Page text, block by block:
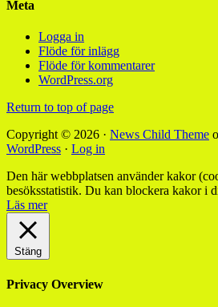
Meta
Logga in
Flöde för inlägg
Flöde för kommentarer
WordPress.org
Return to top of page
Copyright © 2026 · News Child Theme
WordPress · Log in
Den här webbplatsen använder kakor
besöksstatistik. Du kan blockera kakor i
Läs mer
Stäng
Privacy Overview